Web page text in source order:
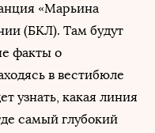
«Марьина
(БКЛ). Там будут
факты о
в вестибюле
узнать, какая линия
самый глубокий